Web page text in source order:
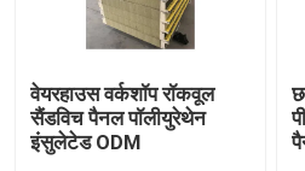
वेयरहाउस वर्कशॉप रॉकवूल
सैंडविच पैनल पॉलीयुरेथेन
इंसुलेटेड ODM